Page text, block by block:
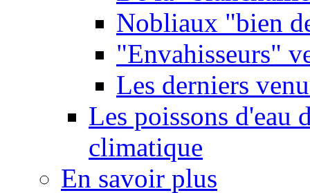
Nobliaux "bien
"Envahisseurs"
Les derniers
Les poissons d'eau
climatique
En savoir plus